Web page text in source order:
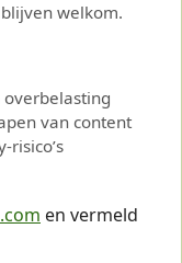
welkom.
van content
risico’s
en vermeld